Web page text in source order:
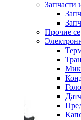
Запчасти
Прочие